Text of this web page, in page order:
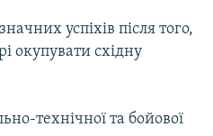
успіхів після того,
окупувати східну
технічної та бойової